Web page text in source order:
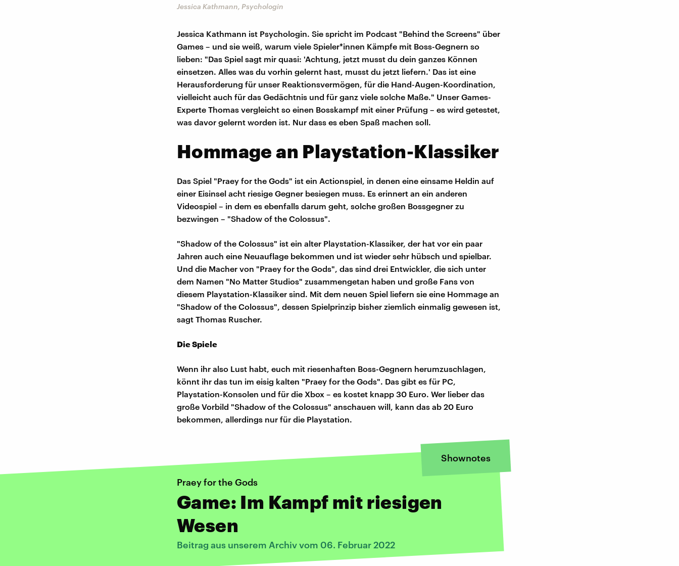
Jessica Kathmann, Psychologin
Jessica Kathmann ist Psychologin. Sie spricht im Podcast "Behind the Screens" über
Games – und sie weiß, warum viele Spieler*innen Kämpfe mit Boss-Gegnern so
lieben: "Das Spiel sagt mir quasi: 'Achtung, jetzt musst du dein ganzes Können
einsetzen. Alles was du vorhin gelernt hast, musst du jetzt liefern.' Das ist eine
Herausforderung für unser Reaktionsvermögen, für die Hand-Augen-Koordination,
vielleicht auch für das Gedächtnis und für ganz viele solche Maße." Unser Games-
Experte Thomas vergleicht so einen Bosskampf mit einer Prüfung – es wird getestet,
was davor gelernt worden ist. Nur dass es eben Spaß machen soll.
Hommage an Playstation-Klassiker
Das Spiel "Praey for the Gods" ist ein Actionspiel, in denen eine einsame Heldin auf
einer Eisinsel acht riesige Gegner besiegen muss. Es erinnert an ein anderen
Videospiel – in dem es ebenfalls darum geht, solche großen Bossgegner zu
bezwingen – "Shadow of the Colossus".
"Shadow of the Colossus" ist ein alter Playstation-Klassiker, der hat vor ein paar
Jahren auch eine Neuauflage bekommen und ist wieder sehr hübsch und spielbar.
Und die Macher von "Praey for the Gods", das sind drei Entwickler, die sich unter
dem Namen "No Matter Studios" zusammengetan haben und große Fans von
diesem Playstation-Klassiker sind. Mit dem neuen Spiel liefern sie eine Hommage an
"Shadow of the Colossus", dessen Spielprinzip bisher ziemlich einmalig gewesen ist,
sagt Thomas Ruscher.
Die Spiele
Wenn ihr also Lust habt, euch mit riesenhaften Boss-Gegnern herumzuschlagen,
könnt ihr das tun im eisig kalten "Praey for the Gods". Das gibt es für PC,
Playstation-Konsolen und für die Xbox – es kostet knapp 30 Euro. Wer lieber das
große Vorbild "Shadow of the Colossus" anschauen will, kann das ab 20 Euro
bekommen, allerdings nur für die Playstation.
Shownotes
Praey for the Gods
Game: Im Kampf mit riesigen
Wesen
Beitrag aus unserem Archiv vom 06. Februar 2022